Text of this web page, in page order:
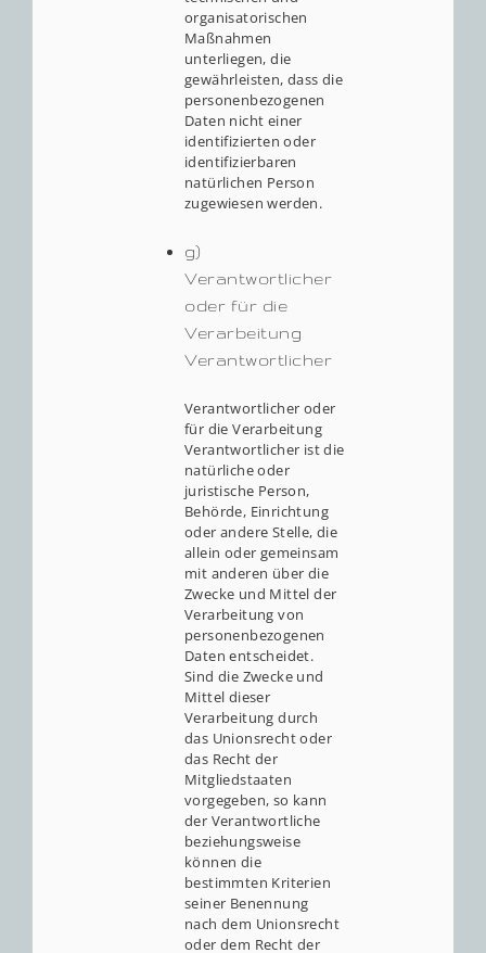
organisatorischen
Maßnahmen
unterliegen, die
gewährleisten, dass die
personenbezogenen
Daten nicht einer
identifizierten oder
identifizierbaren
natürlichen Person
zugewiesen werden.
g)
Verantwortlicher
oder für die
Verarbeitung
Verantwortlicher
Verantwortlicher oder
für die Verarbeitung
Verantwortlicher ist die
natürliche oder
juristische Person,
Behörde, Einrichtung
oder andere Stelle, die
allein oder gemeinsam
mit anderen über die
Zwecke und Mittel der
Verarbeitung von
personenbezogenen
Daten entscheidet.
Sind die Zwecke und
Mittel dieser
Verarbeitung durch
das Unionsrecht oder
das Recht der
Mitgliedstaaten
vorgegeben, so kann
der Verantwortliche
beziehungsweise
können die
bestimmten Kriterien
seiner Benennung
nach dem Unionsrecht
oder dem Recht der